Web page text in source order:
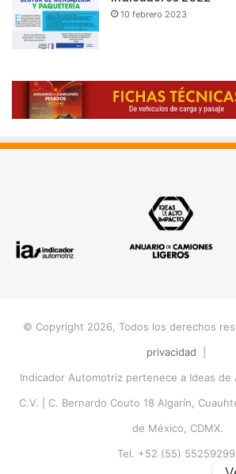
10 febrero 2023
© Copyright 2026, Todos los derechos
privacidad
Indicador Automotriz pertenece a Ideas de
C.V. | C. Bernardo Couto 18 Algarín,
de México, CDMX.
Tel. +52 (55) 55259299.